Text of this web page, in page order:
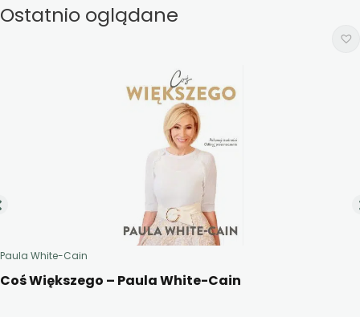
Ostatnio oglądane
Paula White-Cain
Coś Większego – Paula White-Cain